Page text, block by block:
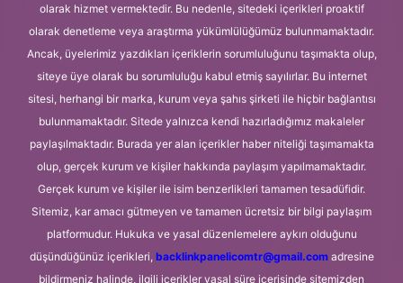
olarak hizmet vermektedir. Bu nedenle, sitedeki içerikleri proaktif
olarak denetleme veya araştırma yükümlülüğümüz bulunmamaktadır.
Ancak, üyelerimiz yazdıkları içeriklerin sorumluluğunu taşımakta olup,
siteye üye olarak bu sorumluluğu kabul etmiş sayılırlar. Bu internet
sitesi, herhangi bir marka, kurum veya şahıs şirketi ile hiçbir bağlantısı
bulunmamaktadır. Sitede yalnızca kendi hazırladığımız makaleler
paylaşılmaktadır. Burada yer alan içerikler haber niteliği taşımamakta
olup, gerçek kurum ve kişiler hakkında paylaşım yapılmamaktadır.
Gerçek kurum ve kişiler ile isim benzerlikleri tamamen tesadüfidir.
Sitemiz, kar amacı gütmeyen ve tamamen ücretsiz bir bilgi paylaşım
platformudur. Hukuka ve yasal düzenlemelere aykırı olduğunu
düşündüğünüz içerikleri, backlinkpanelicomtr@gmail.comadresine
bildirmeniz halinde, ilgili içerikler yasal süre içerisinde sitemizden